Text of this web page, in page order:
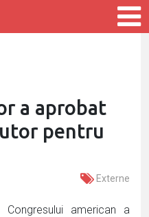
a aprobat
pentru
Externe
Congresului american a